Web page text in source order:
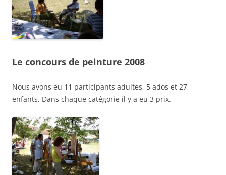
Le concours de peinture 2008
Nous avons eu 11 participants adultes, 5 ados et 27
enfants. Dans chaque catégorie il y a eu 3 prix.